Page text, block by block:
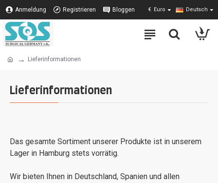
Anmeldung Registrieren Bloggen € Euro Deutsch
Lieferinformationen
Lieferinformationen
Das gesamte Sortiment unserer Produkte ist in unserem
Lager in Hamburg stets vorrätig.
Wir bieten Ihnen in Deutschland, Spanien und allen